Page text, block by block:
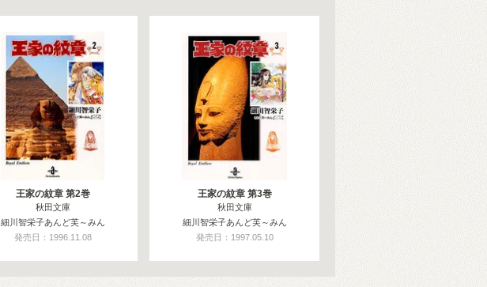
王家の紋章 第2巻
秋田文庫
細川智栄子あんど芙～みん
発売日：1996.11.08
王家の紋章 第3巻
秋田文庫
細川智栄子あんど芙～みん
発売日：1997.05.10